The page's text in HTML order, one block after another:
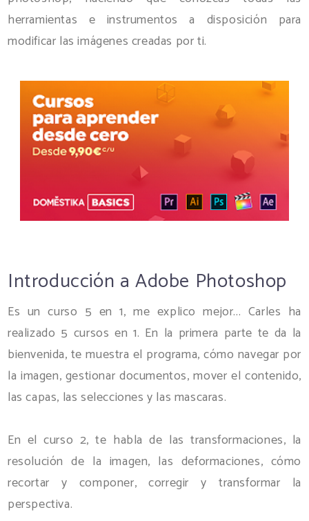
herramientas e instrumentos a disposición para
modificar las imágenes creadas por ti.
Introducción a Adobe Photoshop
Es un curso 5 en 1, me explico mejor... Carles ha
realizado 5 cursos en 1. En la primera parte te da la
bienvenida, te muestra el programa, cómo navegar por
la imagen, gestionar documentos, mover el contenido,
las capas, las selecciones y las mascaras.
En el curso 2, te habla de las transformaciones, la
resolución de la imagen, las deformaciones, cómo
recortar y componer, corregir y transformar la
perspectiva.